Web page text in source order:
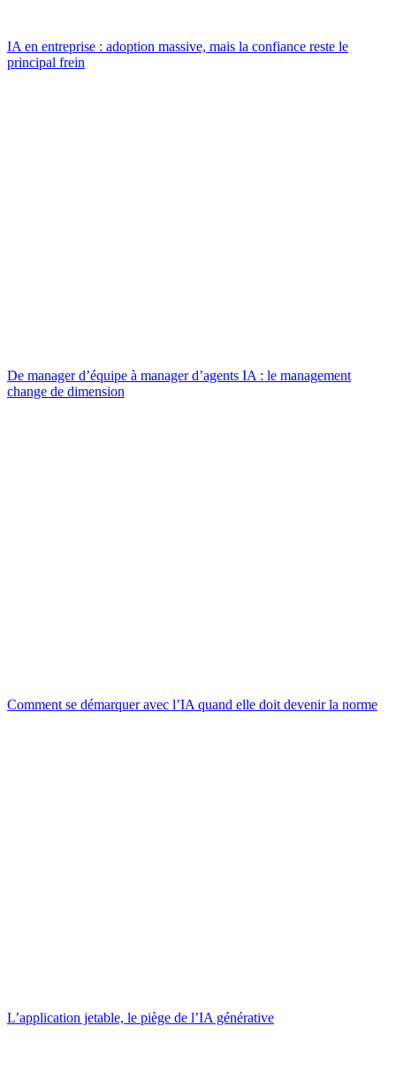
IA en entreprise : adoption massive, mais la confiance reste le
principal frein
De manager d’équipe à manager d’agents IA : le management
change de dimension
Comment se démarquer avec l’IA quand elle doit devenir la norme
L’application jetable, le piège de l’IA générative